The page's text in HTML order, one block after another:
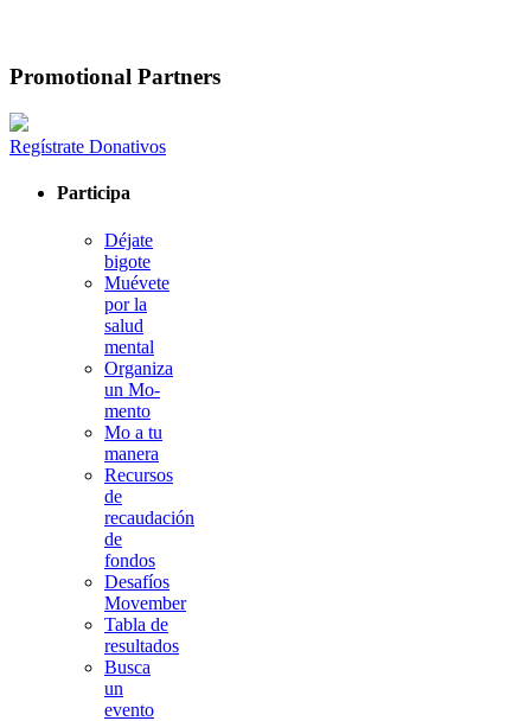
Promotional Partners
Regístrate Donativos
Participa
Déjate
bigote
Muévete
por la
salud
mental
Organiza
un Mo-
mento
Mo a tu
manera
Recursos
de
recaudación
de
fondos
Desafíos
Movember
Tabla de
resultados
Busca
un
evento